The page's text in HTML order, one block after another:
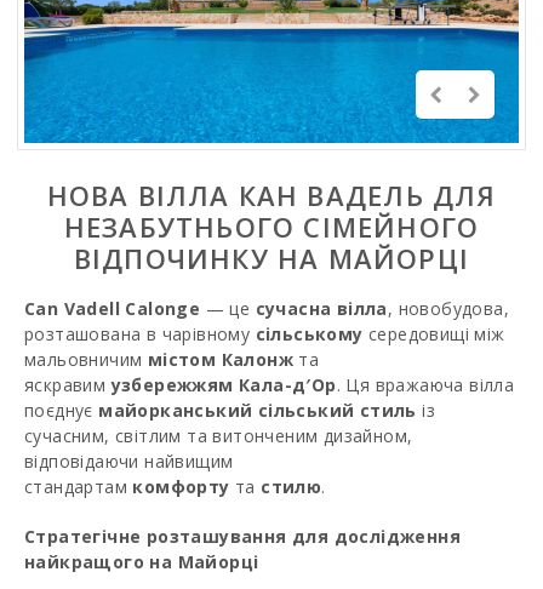
НОВА ВІЛЛА КАН ВАДЕЛЬ ДЛЯ
НЕЗАБУТНЬОГО СІМЕЙНОГО
ВІДПОЧИНКУ НА МАЙОРЦІ
Can Vadell Calonge — це сучасна вілла, новобудова,
розташована в чарівному сільському середовищі між
мальовничим містом Калонж та
яскравимузбережжям Кала-д′Ор. Ця вражаюча вілла
поєднує майорканський сільський стиль із
сучасним, світлим та витонченим дизайном,
відповідаючи найвищим
стандартам комфорту та стилю.
Стратегічне розташування для дослідження
найкращого на Майорці